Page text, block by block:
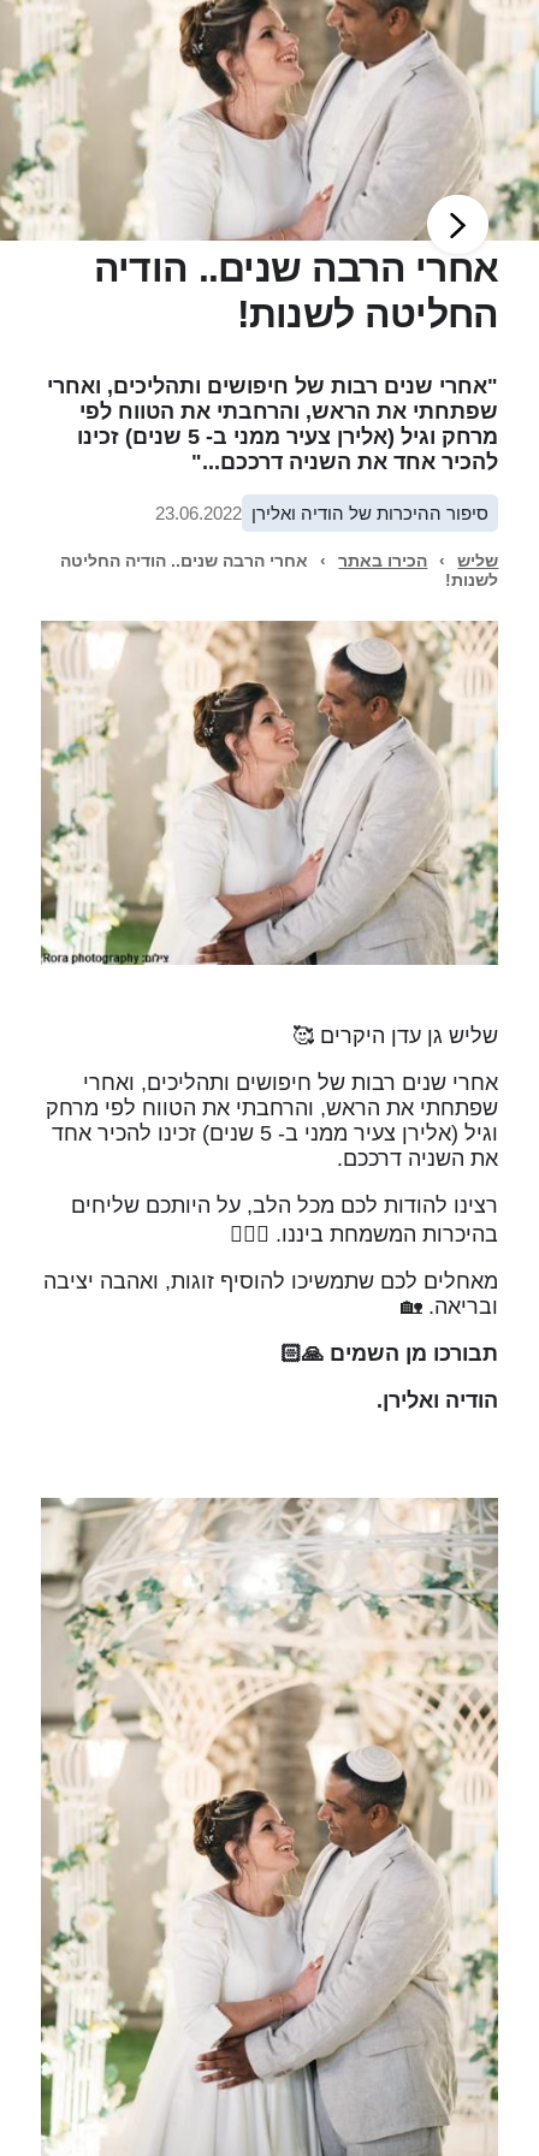
אחרי הרבה שנים.. הודיה
החליטה לשנות!
"אחרי שנים רבות של חיפושים ותהליכים, ואחרי
שפתחתי את הראש, והרחבתי את הטווח לפי
מרחק וגיל (אלירן צעיר ממני ב- 5 שנים) זכינו
להכיר אחד את השניה דרככם..."
סיפור ההיכרות של הודיה ואלירן 23.06.2022
שליש › הכירו באתר ›
אחרי הרבה שנים.. הודיה החליטה
לשנות!
שליש גן עדן היקרים 🥰
אחרי שנים רבות של חיפושים ותהליכים, ואחרי
שפתחתי את הראש, והרחבתי את הטווח לפי מרחק
וגיל (אלירן צעיר ממני ב- 5 שנים) זכינו להכיר אחד
את השניה דרככם.
רצינו להודות לכם מכל הלב, על היותכם שליחים
בהיכרות המשמחת ביננו. 👩‍❤️‍👨
מאחלים לכם שתמשיכו להוסיף זוגות, ואהבה יציבה
ובריאה. 🏡
תבורכו מן השמים 🙏🏻
הודיה ואלירן.